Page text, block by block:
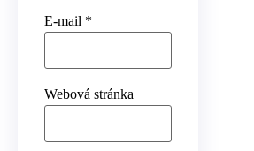
E-mail *
Webová stránka